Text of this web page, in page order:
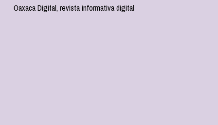
Oaxaca Digital, revista informativa digital